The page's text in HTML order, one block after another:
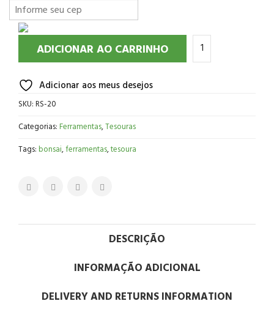
ADICIONAR AO CARRINHO
Adicionar aos meus desejos
SKU:RS-20
Categorias:Ferramentas,Tesouras
Tags:bonsai,ferramentas,tesoura
DESCRIÇÃO
INFORMAÇÃO ADICIONAL
DELIVERY AND RETURNS INFORMATION